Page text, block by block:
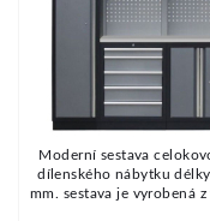
Moderní sestava
dílenského nábytku
mm. sestava je vyrobená z